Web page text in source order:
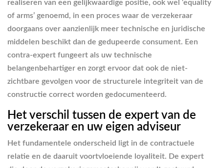
realiseren van een gelijkwaardige positie, ook wel ‘equality
of arms’ genoemd, in een proces waar de verzekeraar
doorgaans over aanzienlijk meer technische en juridische
middelen beschikt dan de gedupeerde consument. Een
contra-expert fungeert als uw technische
belangenbehartiger en zorgt ervoor dat ook de niet-
zichtbare gevolgen voor de structurele integriteit van de
constructie correct worden gedocumenteerd.
Het verschil tussen de expert van de
verzekeraar en uw eigen adviseur
Het fundamentele onderscheid ligt in de contractuele
relatie en de daaruit voortvloeiende loyaliteit. De expert